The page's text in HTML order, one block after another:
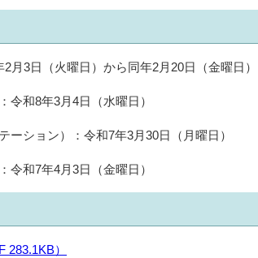
3日（火曜日）から同年2月20日（金曜日）
和8年3月4日（水曜日）
ーション）：令和7年3月30日（月曜日）
和7年4月3日（金曜日）
283.1KB）